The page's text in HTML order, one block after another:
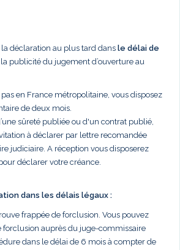
déclaration au plus tard dans le délai de
publicité du jugement d’ouverture au
pas en France métropolitaine, vous disposez
de deux mois.
sûreté publiée ou d'un contrat publié,
à déclarer par lettre recomandée
judiciaire. A réception vous disposerez
déclarer votre créance.
dans les délais légaux :
frappée de forclusion. Vous pouvez
forclusion auprès du juge-commissaire
dans le délai de 6 mois à compter de